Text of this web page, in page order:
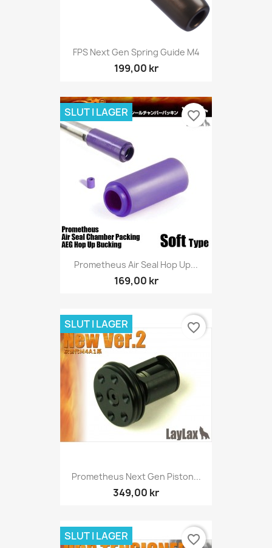
FPS Next Gen Spring Guide M4
199,00 kr
Prometheus Air Seal Hop Up...
169,00 kr
SLUT I LAGER favorite_border
Prometheus Next Gen Piston...
349,00 kr
SLUT I LAGER favorite_border
SLUT I LAGER favorite_border